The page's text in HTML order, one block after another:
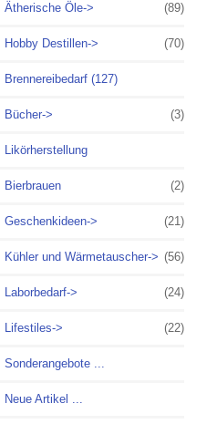
Ätherische Öle->
(89)
Hobby Destillen-> (70)
Brennereibedarf (127)
Bücher-> (3)
Likörherstellung
Bierbrauen (2)
Geschenkideen-> (21)
Kühler und Wärmetauscher-> (56)
Laborbedarf-> (24)
Lifestiles-> (22)
Sonderangebote ...
Neue Artikel ...